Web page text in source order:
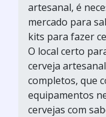
artesanal, é
mercado para
kits para fazer
O local certo
cerveja
completos, que
equipamentos
cervejas com